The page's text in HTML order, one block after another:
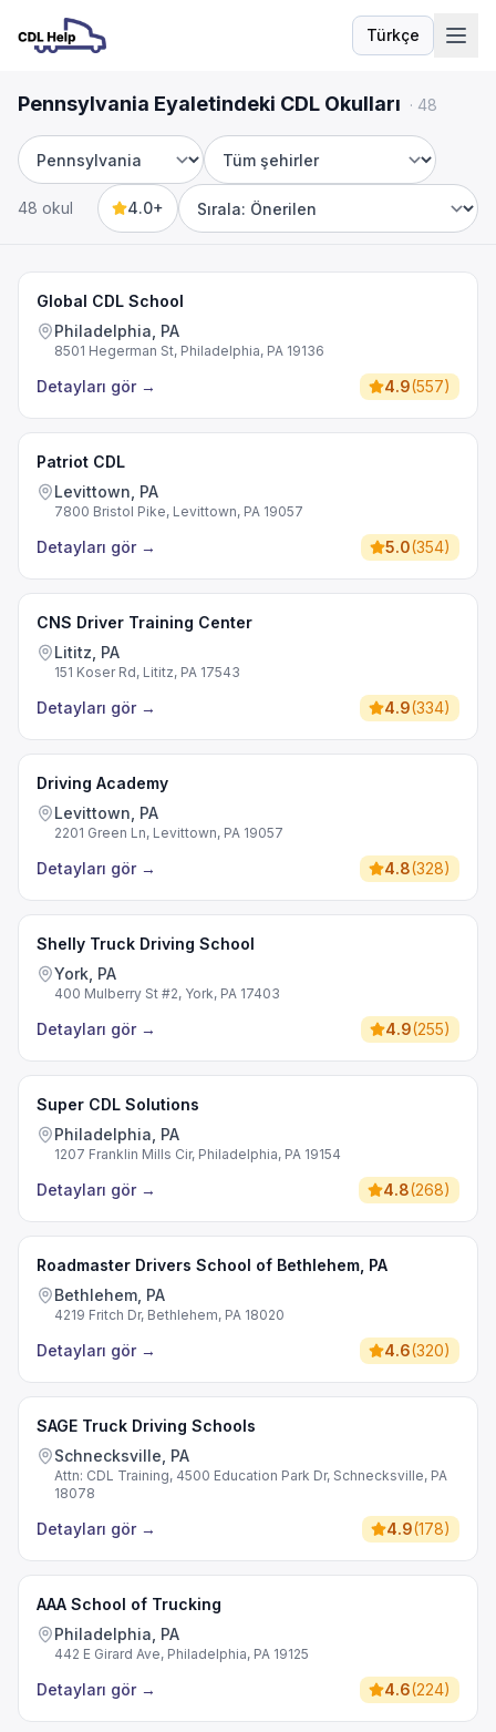
Türkçe
Dil
Pennsylvania Eyaletindeki CDL Okulları · 48
Eyalet Şehir
48 okul 4.0+
Sort by
Global CDL School
Philadelphia, PA
8501 Hegerman St, Philadelphia, PA 19136
Detayları gör → 4.9(557)
Patriot CDL
Levittown, PA
7800 Bristol Pike, Levittown, PA 19057
Detayları gör → 5.0(354)
CNS Driver Training Center
Lititz, PA
151 Koser Rd, Lititz, PA 17543
Detayları gör → 4.9(334)
Driving Academy
Levittown, PA
2201 Green Ln, Levittown, PA 19057
Detayları gör → 4.8(328)
Shelly Truck Driving School
York, PA
400 Mulberry St #2, York, PA 17403
Detayları gör → 4.9(255)
Super CDL Solutions
Philadelphia, PA
1207 Franklin Mills Cir, Philadelphia, PA 19154
Detayları gör → 4.8(268)
Roadmaster Drivers School of Bethlehem, PA
Bethlehem, PA
4219 Fritch Dr, Bethlehem, PA 18020
Detayları gör → 4.6(320)
SAGE Truck Driving Schools
Schnecksville, PA
Attn: CDL Training, 4500 Education Park Dr, Schnecksville, PA
18078
Detayları gör → 4.9(178)
AAA School of Trucking
Philadelphia, PA
442 E Girard Ave, Philadelphia, PA 19125
Detayları gör → 4.6(224)